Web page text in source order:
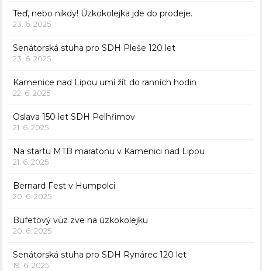
Teď, nebo nikdy! Úzkokolejka jde do prodeje.
23. 6. 2025
Senátorská stuha pro SDH Pleše 120 let
23. 6. 2025
Kamenice nad Lipou umí žít do ranních hodin
22. 6. 2025
Oslava 150 let SDH Pelhřimov
21. 6. 2025
Na startu MTB maratonu v Kamenici nad Lipou
21. 6. 2025
Bernard Fest v Humpolci
20. 6. 2025
Bufetový vůz zve na úzkokolejku
20. 6. 2025
Senátorská stuha pro SDH Rynárec 120 let
19. 6. 2025